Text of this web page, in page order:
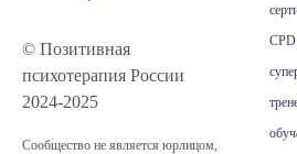
© Позитивная
психотерапия России
2024-2025
Сообщество не является юрлицом,
CPD